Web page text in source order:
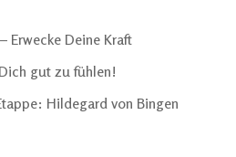
Erwecke Deine Kraft
gut zu fühlen!
Hildegard von Bingen